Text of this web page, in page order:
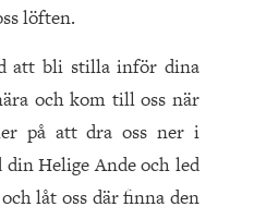
löften.
att bli stilla inför dina
och kom till oss när
på att dra oss ner i
Helige Ande och led
låt oss där finna den